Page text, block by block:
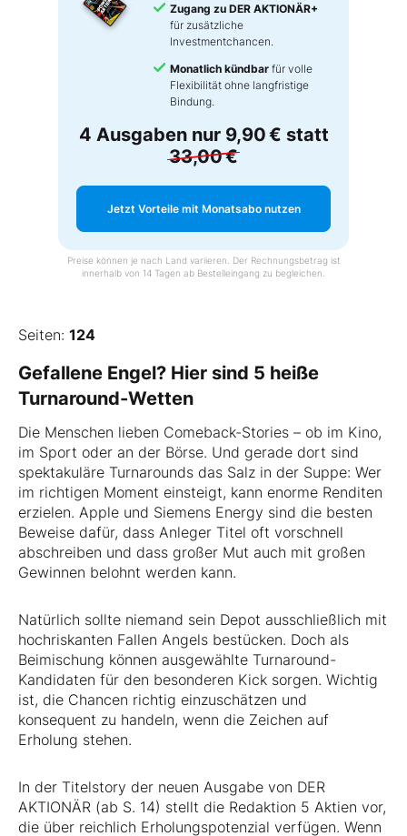
Zugang zu DER AKTIONÄR+
für zusätzliche
Investmentchancen.
Monatlich kündbar für volle
Flexibilität ohne langfristige
Bindung.
4 Ausgaben nur 9,90 € statt
33,00 €
Jetzt Vorteile mit Monatsabo nutzen
Preise können je nach Land variieren. Der Rechnungsbetrag ist
innerhalb von 14 Tagen ab Bestelleingang zu begleichen.
Seiten: 124
Gefallene Engel? Hier sind 5 heiße
Turnaround-Wetten
Die Menschen lieben Comeback-Stories – ob im Kino,
im Sport oder an der Börse. Und gerade dort sind
spektakuläre Turnarounds das Salz in der Suppe: Wer
im richtigen Moment einsteigt, kann enorme Renditen
erzielen. Apple und Siemens Energy sind die besten
Beweise dafür, dass Anleger Titel oft vorschnell
abschreiben und dass großer Mut auch mit großen
Gewinnen belohnt werden kann.
Natürlich sollte niemand sein Depot ausschließlich mit
hochriskanten Fallen Angels bestücken. Doch als
Beimischung können ausgewählte Turnaround-
Kandidaten für den besonderen Kick sorgen. Wichtig
ist, die Chancen richtig einzuschätzen und
konsequent zu handeln, wenn die Zeichen auf
Erholung stehen.
In der Titelstory der neuen Ausgabe von DER
AKTIONÄR (ab S. 14) stellt die Redaktion 5 Aktien vor,
die über reichlich Erholungspotenzial verfügen. Wenn